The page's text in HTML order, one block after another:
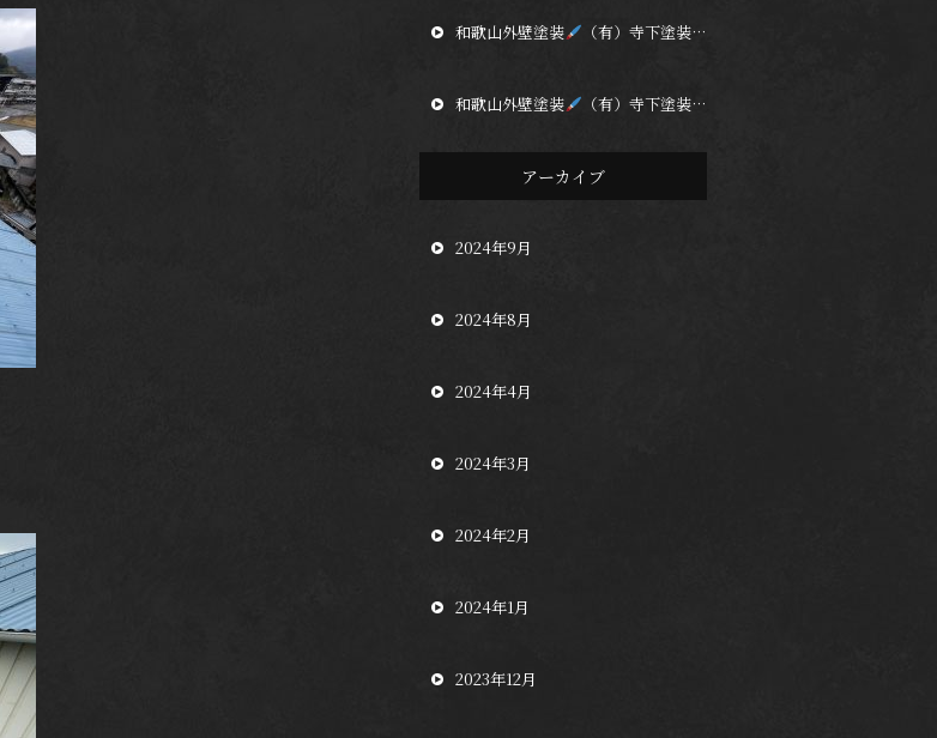
和歌山外壁塗装 （有）寺下塗装店 技能実習生配属から５ヶ月が経ちました
和歌山外壁塗装 （有）寺下塗装店 紀の川市にて大型倉庫鉄骨塗装工事が完了しました
アーカイブ
2024年9月
2024年8月
2024年4月
2024年3月
2024年2月
2024年1月
2023年12月